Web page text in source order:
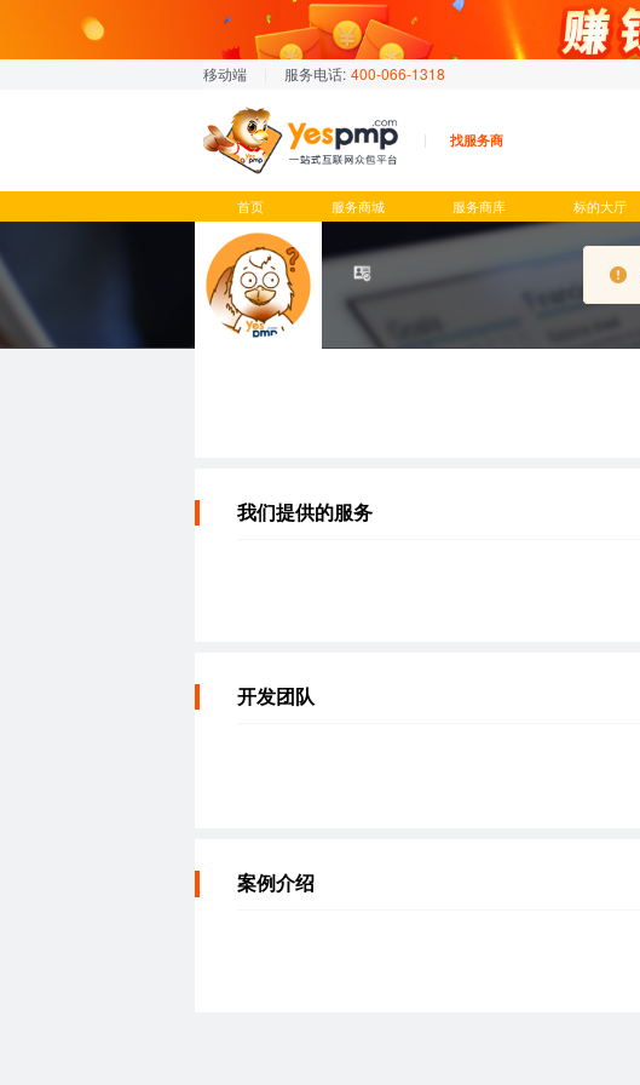
移动端 服务电话: 400-066-1318
找服务商
首页 服务商城 服务商库 标的大厅
我们提供的服务
开发团队
案例介绍